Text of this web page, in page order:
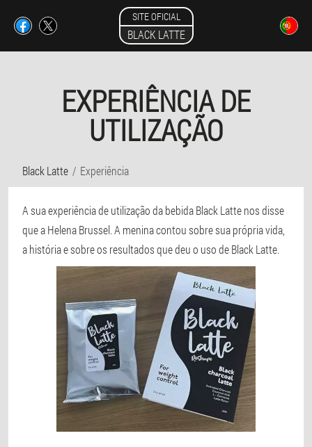
SITE OFICIAL
BLACK LATTE
EXPERIÊNCIA DE
UTILIZAÇÃO
Black Latte Experiência
A sua experiência de utilização da bebida Black Latte nos disse
que a Helena Brussel. A menina contou sobre sua própria vida,
a história e sobre os resultados que deu o uso de Black Latte.